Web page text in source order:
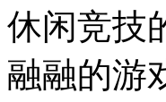
休闲竞技
融融的游